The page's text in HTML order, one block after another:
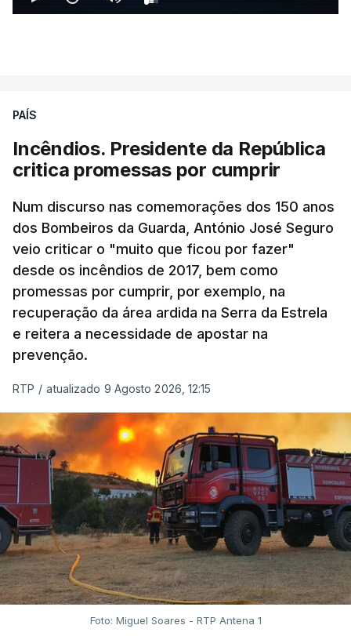
PAÍS
Incêndios. Presidente da República
critica promessas por cumprir
Num discurso nas comemorações dos 150 anos
dos Bombeiros da Guarda, António José Seguro
veio criticar o "muito que ficou por fazer"
desde os incêndios de 2017, bem como
promessas por cumprir, por exemplo, na
recuperação da área ardida na Serra da Estrela
e reitera a necessidade de apostar na
prevenção.
RTP / atualizado 9 Agosto 2026, 12:15
Foto: Miguel Soares - RTP Antena 1